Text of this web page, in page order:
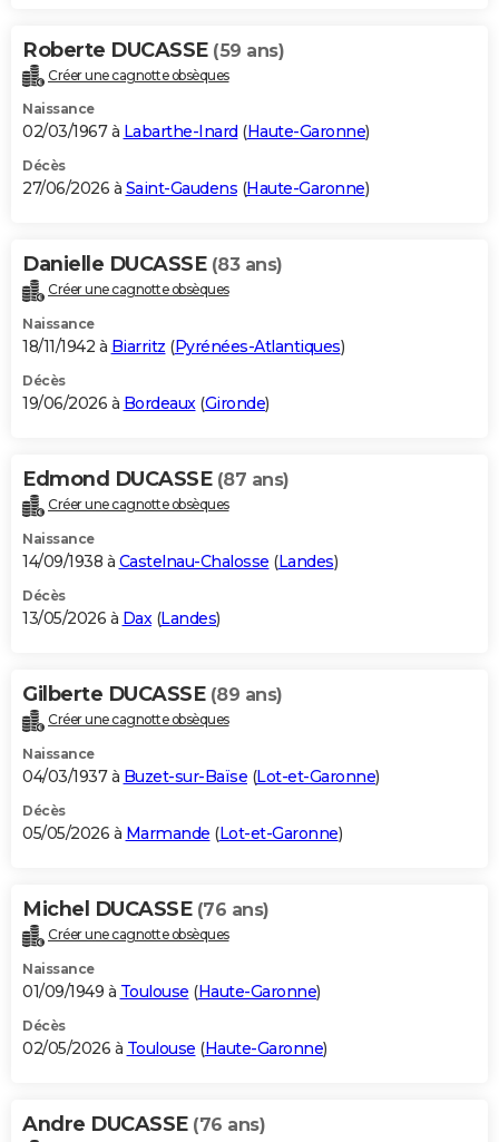
Roberte DUCASSE (59 ans)
Créer une cagnotte obsèques
Naissance
02/03/1967 à Labarthe-Inard (Haute-Garonne)
Décès
27/06/2026 à Saint-Gaudens (Haute-Garonne)
Danielle DUCASSE (83 ans)
Créer une cagnotte obsèques
Naissance
18/11/1942 à Biarritz (Pyrénées-Atlantiques)
Décès
19/06/2026 à Bordeaux(Gironde)
Edmond DUCASSE (87 ans)
Créer une cagnotte obsèques
Naissance
14/09/1938 à Castelnau-Chalosse (Landes)
Décès
13/05/2026 à Dax(Landes)
Gilberte DUCASSE (89 ans)
Créer une cagnotte obsèques
Naissance
04/03/1937 à Buzet-sur-Baïse (Lot-et-Garonne)
Décès
05/05/2026 à Marmande (Lot-et-Garonne)
Michel DUCASSE (76 ans)
Créer une cagnotte obsèques
Naissance
01/09/1949 à Toulouse (Haute-Garonne)
Décès
02/05/2026 à Toulouse (Haute-Garonne)
Andre DUCASSE (76 ans)